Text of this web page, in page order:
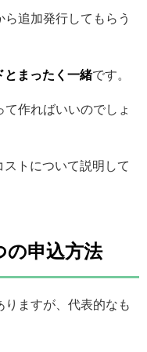
追加発行してもらう
とまったく一緒です。
作ればいいのでしょ
トについて説明して
の申込方法
ますが、代表的なも